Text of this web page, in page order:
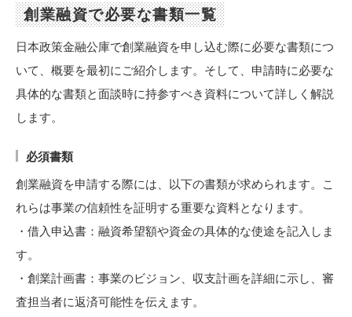
創業融資で必要な書類一覧
日本政策金融公庫で創業融資を申し込む際に必要な書類につ
いて、概要を最初にご紹介します。そして、申請時に必要な
具体的な書類と面談時に持参すべき資料について詳しく解説
します。
必須書類
創業融資を申請する際には、以下の書類が求められます。こ
れらは事業の信頼性を証明する重要な資料となります。
・借入申込書：融資希望額や資金の具体的な使途を記入しま
す。
・創業計画書：事業のビジョン、収支計画を詳細に示し、審
査担当者に返済可能性を伝えます。